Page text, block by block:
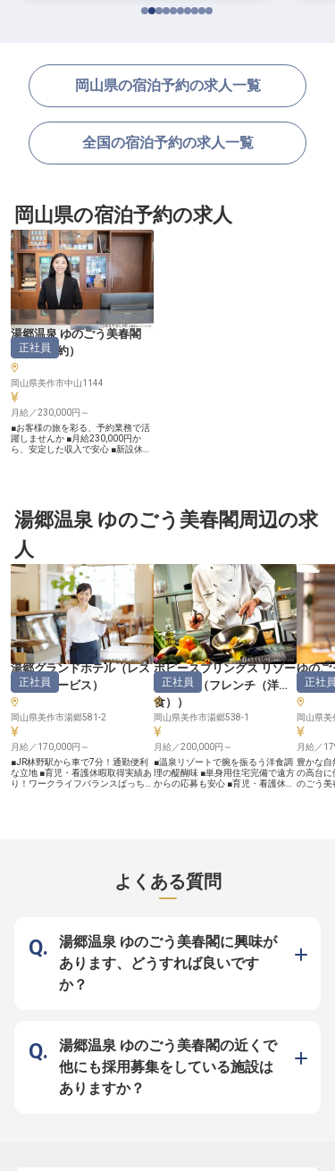
岡山県の宿泊予約の求人一覧
全国の宿泊予約の求人一覧
岡山県の宿泊予約の求人
湯郷温泉 ゆのごう美春閣
（宿泊予約）
正社員
岡山県美作市中山1144
月給／230,000円～
■お客様の旅を彩る、予約業務で活
躍しませんか ■月給230,000円か
ら、安定した収入で安心 ■新設休憩
を、あなたの温かいおもてなしで支
えませんか。 当施設では、電話や
り、旅行会社様との連携も図りなが
ら、一人ひとりのご要望に寄り添っ
た最適な滞在を提案しています。
お客様の期待を超える感動を創造す
るため、細やかな気配りと丁寧な対
応で、最高の思い出作りをお手伝い
するやりがいを感じられるでしょ
う。 ーー【心豊かな毎日を支え
る、充実の職場環境】 当施設で
は、スタッフが安心して長く働ける
よう、充実した環境を整えていま
す。 月給230,000円からの安定した
収入に加え、新設された休憩室で
は、毎日温かい白ご飯とお味噌汁を
無償で提供。土曜日にはカレーライ
スも楽しめます。マイカー通勤も可
能で、日々の通勤も快適です。 お
客様への「おもてなし」を大切にす
るように、働くスタッフへの「おも
てなし」も大切にしています。
※2026年01月06日時点の情報です
湯郷温泉 ゆのごう美春閣周辺の求
人
湯郷グランドホテル（レス
トランサービス ）
正社員
岡山県美作市湯郷581-2
月給／170,000円～
■JR林野駅から車で7分！通勤便利
な立地 ■育児・看護休暇取得実績あ
り！ワークライフバランスばっちり
スを提供していただきます。お食事
の提供を通じて、お客様の旅の思い
形にする様々な業務に携わっていた
だきます。一つひとつの所作に真心
を込めて、お客様に喜んでいただけ
る瞬間がやりがいです。 ーー【チ
働ける環境です】 当ホテルでは、
サポート。再雇用制度があるので、
長期的なキャリアプランを描けま
す。転勤なしで地域に根ざして働け
るのも魅力の一つ。温泉地ならでは
のおもてなしの心を大切にしなが
ら、あなたのホスピタリティを発揮
ポピースプリングス リゾー
ト&スパ
（フレンチ（洋
食）
）
正社員
岡山県美作市湯郷538-1
月給／200,000円～
■温泉リゾートで腕を振るう洋食調
理の醍醐味 ■単身用住宅完備で遠方
からの応募も安心 ■育児・看護休暇
リゾートでは、地元の新鮮な食材を
活かした料理でお客様をおもてな
し。料理長の献立のもと、仕込みか
揮できる環境です。 季節ごとに変
わるメニューや特別なイベント料理
など、腕を磨きながら成長できる職
場です。お客様の「美味しい！」の
募も安心。育児休業・看護休暇の取
得実績もあり、ライフステージに合
わせた働き方が可能です。 60歳定
年後も65歳まで再雇用制度がある
ゆのご
その他
正社員
岡山県美
月給／
豊かな自
の高台に
のごう美
よくある質問
湯郷温泉 ゆのごう美春閣に興味が
あります、どうすれば良いです
か？
湯郷温泉 ゆのごう美春閣の近くで
他にも採用募集をしている施設は
ありますか？